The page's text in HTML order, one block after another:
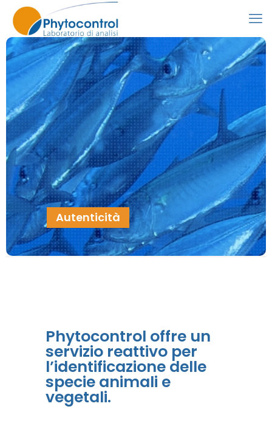
Autenticità
Phytocontrol offre un
servizio reattivo per
l’identificazione delle
specie animali e
vegetali.